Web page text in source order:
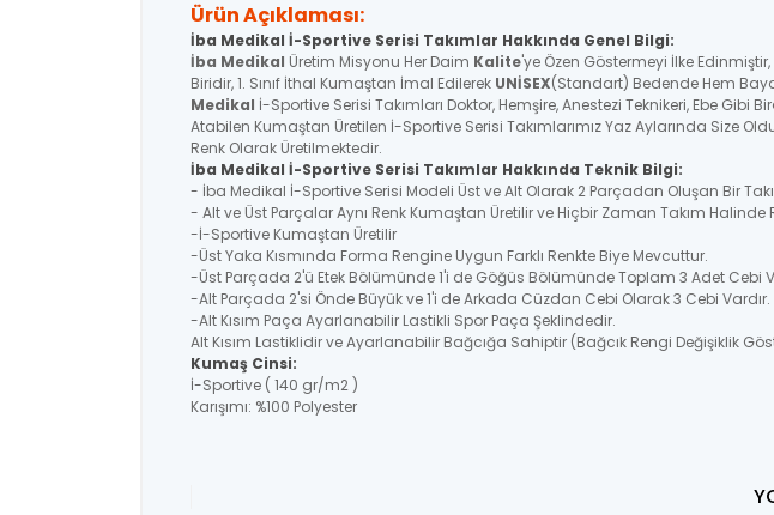
Ürün Açıklaması:
İba Medikal İ-Sportive Serisi Takımlar Hakkında Genel Bilgi:
İba Medikal Üretim Misyonu Her Daim Kalite'ye Özen Göstermeyi İlke
Biridir, 1. Sınıf İthal Kumaştan İmal Edilerek UNİSEX(Standart) Bedende Hem
Medikal İ-Sportive Serisi Takımları Doktor, Hemşire, Anestezi Teknikeri, Ebe Gibi
Atabilen Kumaştan Üretilen İ-Sportive Serisi Takımlarımız Yaz Aylarında Size
Renk Olarak Üretilmektedir.
İba Medikal İ-Sportive Serisi Takımlar Hakkında Teknik Bilgi:
- İba Medikal İ-Sportive Serisi Modeli Üst ve Alt Olarak 2 Parçadan Oluşan Bir
- Alt ve Üst Parçalar Aynı Renk Kumaştan Üretilir ve Hiçbir Zaman Takım Halinde
-İ-Sportive Kumaştan Üretilir
-Üst Yaka Kısmında Forma Rengine Uygun Farklı Renkte Biye Mevcuttur.
-Üst Parçada 2'ü Etek Bölümünde 1'i de Göğüs Bölümünde Toplam 3 Adet Cebi
-Alt Parçada 2'si Önde Büyük ve 1'i de Arkada Cüzdan Cebi Olarak 3 Cebi Vardır.
-Alt Kısım Paça Ayarlanabilir Lastikli Spor Paça Şeklindedir.
Alt Kısım Lastiklidir ve Ayarlanabilir Bağcığa Sahiptir (Bağcık Rengi Değişiklik
Kumaş Cinsi:
İ-Sportive ( 140 gr/m2 )
Karışımı: %100 Polyester